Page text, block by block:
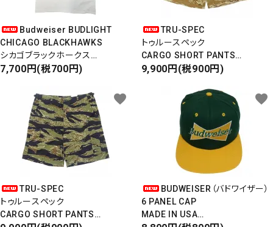
Budweiser BUDLIGHT
CHICAGO BLACKHAWKS
シカゴブラックホークス
半袖Tシャツ
7,700円(税700円)
TRU-SPEC
トゥルースペック
CARGO SHORT PANTS
カーゴショートパンツ
タイガーカモ
9,900円(税900円)
TRU-SPEC
トゥルースペック
CARGO SHORT PANTS
favorite
BUDWEISER（バドワイザー）
6 PANEL CAP
MADE IN USA
favorite